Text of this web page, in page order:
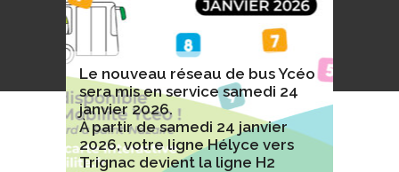
Le nouveau réseau de bus Ycéo
sera mis en service samedi 24
janvier 2026.
À partir de samedi 24 janvier
2026, votre ligne Hélyce vers
Trignac devient la ligne H2